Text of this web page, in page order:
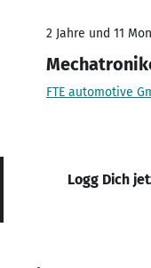
2 Jahre und 11
FTE automotive
Logg Dich